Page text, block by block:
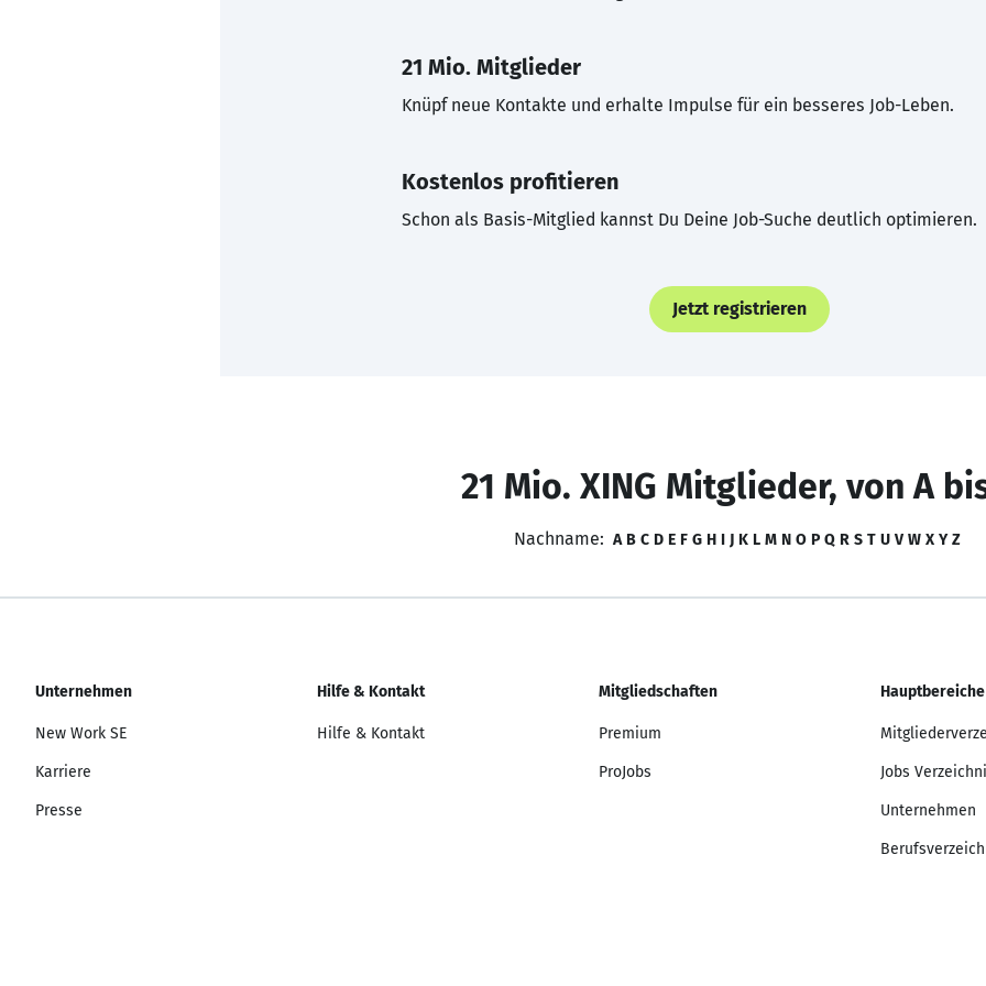
21 Mio. Mitglieder
Knüpf neue Kontakte und erhalte Impulse für ein besseres Job-Leben.
Kostenlos profitieren
Schon als Basis-Mitglied kannst Du Deine Job-Suche deutlich optimieren.
Jetzt registrieren
21 Mio. XING Mitglieder, von A
Nachname: A B C D E F G H I J K L M N O P Q R S T U V W X Y Z
Unternehmen
New Work SE
Karriere
Presse
Hilfe & Kontakt
Hilfe & Kontakt
Mitgliedschaften
Premium
ProJobs
Hauptbereiche
Jobs
Unternehmen